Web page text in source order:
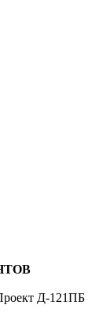
Д-121ПБ